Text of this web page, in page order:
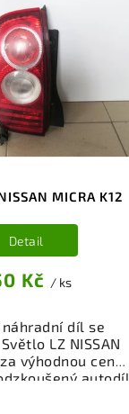
MICRA K12
Kč / ks
Detail
díl se
LZ NISSAN
za výhodnou cenu.
autodíl